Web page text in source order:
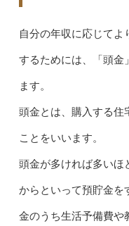
自分の年収に応じて
するためには、「頭金
ます。
頭金とは、購入する住
ことをいいます。
頭金が多ければ多いほ
からといって預貯金を
金のうち生活予備費や